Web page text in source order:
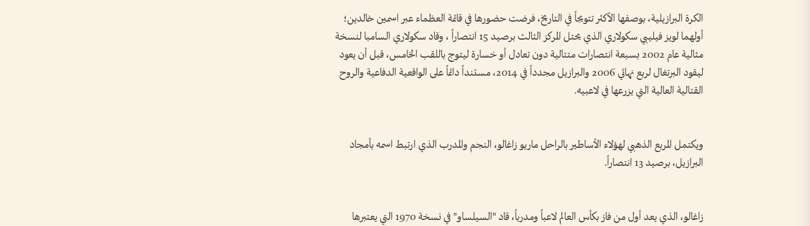
الكرة البرازيلية، بوصفها الأكثر تتويجاً في التاريخ، فرضت حضورها في قائمة العظماء عبر اسمين خالدين؛
أولهما لويز فيليبي سكولاري الذي يحتل المركز الثالث برصيد 15 انتصاراً ، وقاد سكولاري السامبا لنسخة
مثالية عام 2002 بسبعة انتصارات متتالية دون تعادل أو خسارة ليتوج باللقب الخامس، قبل أن يعود
ليقود البرتغال لربع نهائي 2006 والبرازيل مجدداً في 2014، مستنداً دائماً على الواقعية الدفاعية والروح
القتالية العالية التي يزرعها في لاعبيه.
ويكتمل المربع الذهبي لهؤلاء الأساطير بالراحل ماريو زاغالو، النجم والمدرب الذي ارتبط اسمه بأمجاد
البرازيل، برصيد 13 انتصاراً.
زاغالو، الذي يعد أول من فاز بكأس العالم لاعباً ومدرباً، قاد "السيلساو" في نسخة 1970 التي يعتبرها